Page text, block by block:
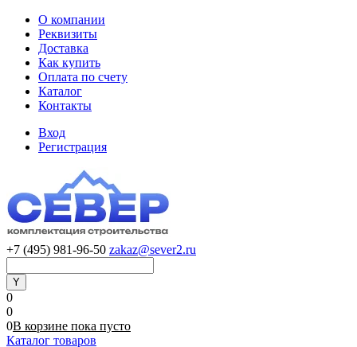
О компании
Реквизиты
Доставка
Как купить
Оплата по счету
Каталог
Контакты
Вход
Регистрация
+7 (495) 981-96-50 zakaz@sever2.ru
0
0
0В корзине пока пусто
Каталог товаров